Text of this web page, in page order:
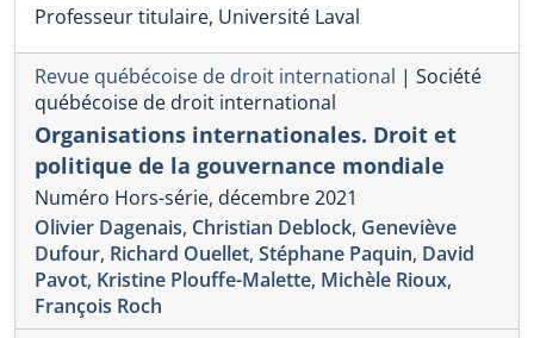
Professeur titulaire, Université Laval
Revue québécoise de droit international | Société
québécoise de droit international
Organisations internationales. Droit et
politique de la gouvernance mondiale
Numéro Hors-série, décembre 2021
Olivier Dagenais, Christian Deblock, Geneviève
Dufour, Richard Ouellet, Stéphane Paquin, David
Pavot, Kristine Plouffe-Malette, Michèle Rioux,
François Roch